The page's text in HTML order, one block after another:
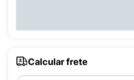
Calcular frete